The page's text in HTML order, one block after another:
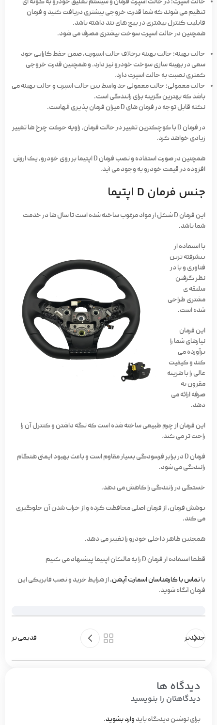
تنظیم می شوند که شما قدرت خروجی بیشتری دریافت کنید و فرمان
قابلیت کنترل بیشتری در پیچ های تند داشته باشد.
همچنین در حالت اسپرت سوخت بیشتری مصرف می شود.
حالت بهینه: حالت بهینه برخلاف حالت اسپورت، ضمن حفظ کارایی خود
سعی در بهینه سازی سوخت خودرو نیز دارد. و همچنین قدرت خروجی
کمتری نصبت به حالت اسپرت دارد.
حالت معمولی: حالت معمولی حد واسط بین حالت اسپرت و حالت بهینه می
باشد که بهترین گزینه برای رانندگی است.
نکته قابل توجه در فرمان های D میزان فرمان پذیری آنهاست.
در فرمان D با کوچکترین تغییر در حالت فرمان، زاویه حرکت چرخ ها تغییر
زیادی خواهد کرد.
همچنین در صورت استفاده و نصب فرمان D اپتیما بر روی خودرو، یک ارزش
افزوده در قیمت خودرو به وجود می آید.
جنس فرمان D اپتیما
این فرمان D شکل از مواد مرغوب ساخته شده است تا سال ها در خدمت
شما باشد.
با استفاده از
پیشرفته ترین
فناوری و با در
نظر گرفتن
سلیقه ی
مشتری طراحی
شده است.
این فرمان
نیازهای شما را
برآورده می
کند و کیفیت
عالی را با هزینه
مقرون به
صرفه ارائه می
دهد.
این فرمان از چرم طبیعی ساخته شده است که نگه داشتن و کنترل آن را
راحت تر می کند.
فرمان D در برابر فرسودگی بسیار مقاوم است و باعث بهبود ایمنی هنگام
رانندگی می شود.
خستگی در رانندگی را کاهش می دهد.
پوشش فرمان، از فرمان اصلی محافظت کرده و از خراب شدن آن جلوگیری
می کند.
همچنین ظاهر داخلی خودرو را تغییر می دهد.
قطعا استفاده از فرمان D را به مالکان اپتیما پیشنهاد می کنیم
باتماس با کارشناسان اسمارت آپشن، از شرایط خرید و نصب فابریکی این
فرمان آگاه شوید.
جدیدتر قدیمی تر
دیدگاه ها
دیدگاهتان را بنویسید
برای نوشتن دیدگاه باید وارد بشوید.